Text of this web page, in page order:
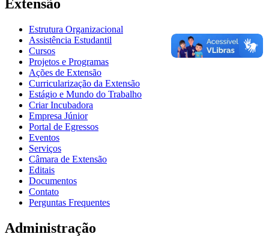
Extensão
Estrutura Organizacional
Assistência Estudantil
Cursos
Projetos e Programas
Ações de Extensão
Curricularização da Extensão
Estágio e Mundo do Trabalho
Criar Incubadora
Empresa Júnior
Portal de Egressos
Eventos
Serviços
Câmara de Extensão
Editais
Documentos
Contato
Perguntas Frequentes
Administração